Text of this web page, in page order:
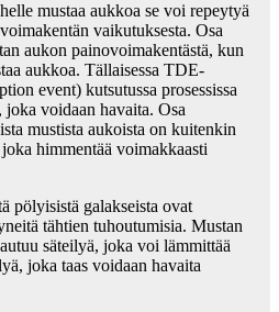
mustaa aukkoa se voi repeytyä
vaikutuksesta. Osa
aukon painovoimakentästä, kun
aukkoa. Tällaisessa TDE-
event) kutsutussa prosessissa
joka voidaan havaita. Osa
mustista aukoista on kuitenkin
himmentää voimakkaasti
pölyisistä galakseista ovat
tähtien tuhoutumisia. Mustan
säteilyä, joka voi lämmittää
joka taas voidaan havaita